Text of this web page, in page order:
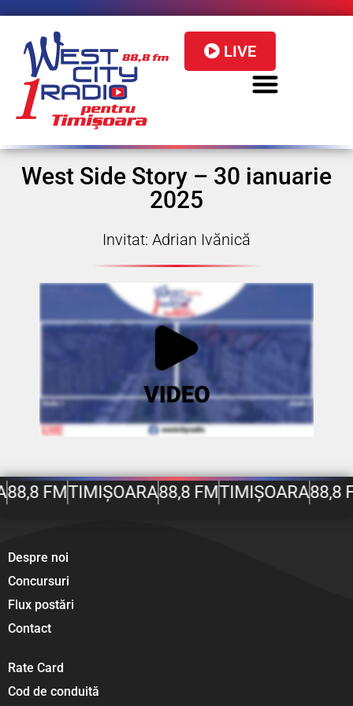
LIVE
West Side Story – 30 ianuarie
2025
Invitat: Adrian Ivănică
88,8 FMTIMIȘOARA88,8 FMTIMIȘOARA88,8
Despre noi
Concursuri
Flux postări
Contact
Rate Card
Cod de conduită